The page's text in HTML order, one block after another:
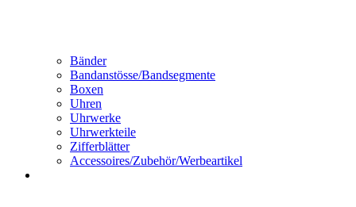
Bänder
Bandanstösse/Bandsegmente
Boxen
Uhren
Uhrwerke
Uhrwerkteile
Zifferblätter
Accessoires/Zubehör/Werbeartikel